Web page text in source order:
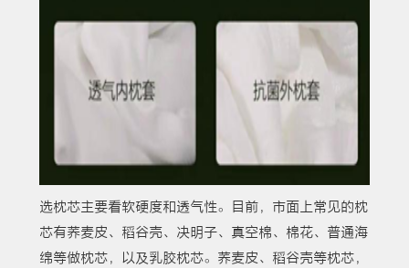
选枕芯主要看软硬度和透气性。目前，市面上常见的枕
芯有荞麦皮、稻谷壳、决明子、真空棉、棉花、普通海
绵等做枕芯，以及乳胶枕芯。荞麦皮、稻谷壳等枕芯，